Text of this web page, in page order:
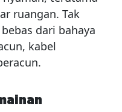
ruangan. Tak
dari bahaya
kabel